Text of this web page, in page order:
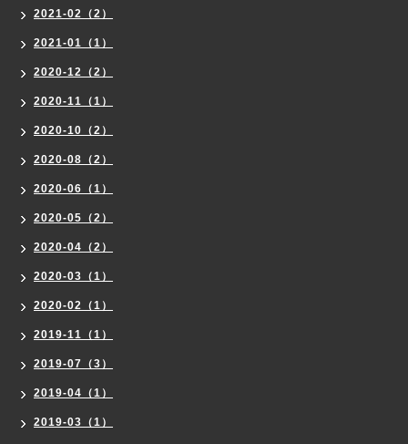
2021-02（2）
2021-01（1）
2020-12（2）
2020-11（1）
2020-10（2）
2020-08（2）
2020-06（1）
2020-05（2）
2020-04（2）
2020-03（1）
2020-02（1）
2019-11（1）
2019-07（3）
2019-04（1）
2019-03（1）